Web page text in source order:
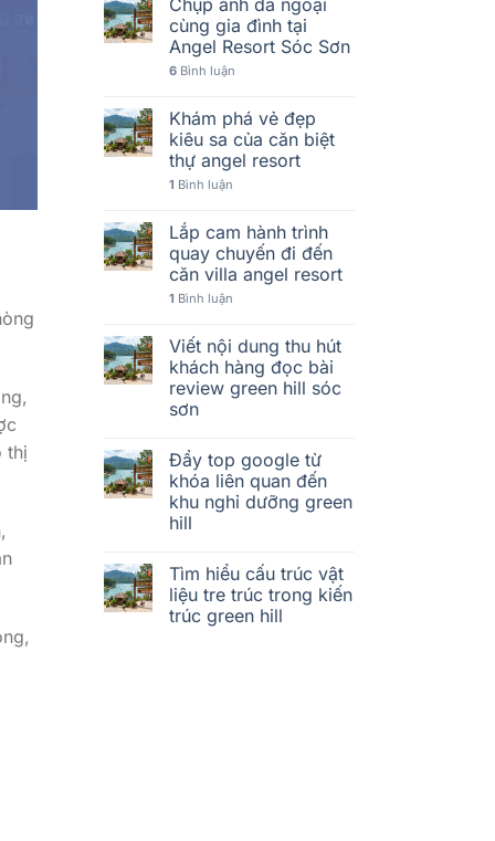
thị
cùng gia đình tại
Angel Resort Sóc Sơn
6Bình luận
Khám phá vẻ đẹp
kiêu sa của căn biệt
thự angel resort
1 Bình luận
Lắp cam hành trình
quay chuyến đi đến
căn villa angel resort
1 Bình luận
Viết nội dung thu hút
khách hàng đọc bài
review green hill sóc
sơn
Đẩy top google từ
khóa liên quan đến
khu nghỉ dưỡng green
hill
Tìm hiểu cấu trúc vật
liệu tre trúc trong kiến
trúc green hill